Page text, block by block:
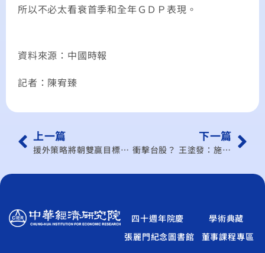
所以不必太看衰首季和全年ＧＤＰ表現。
資料來源：中國時報
記者：陳宥臻
上一篇
援外策略將朝雙贏目標規劃
下一篇
衝擊台股？ 王塗發：施政反覆 梁啟源：投資信心喪失
四十週年院慶
學術典藏
張麗門紀念圖書館
董事課程專區